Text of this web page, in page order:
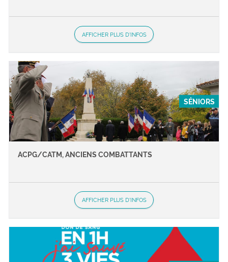
AFFICHER PLUS D'INFOS
SÉNIORS
ACPG/CATM, ANCIENS COMBATTANTS
AFFICHER PLUS D'INFOS